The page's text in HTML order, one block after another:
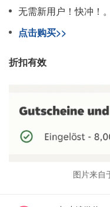
无需新用户！快冲！。
点击购买>>
折扣有效
图片来自